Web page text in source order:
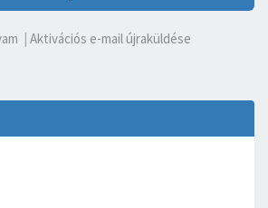
Aktivációs e-mail újraküldése